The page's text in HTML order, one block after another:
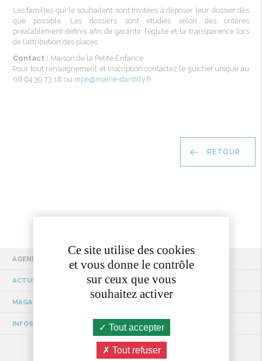
Les familles qui le souhaitent sont invitées àdéposer leur dossierdès
que possible. Les dossiers sont étudiés selon des
critères
préalablement définis afin de garantir l’équité et la transparence lors
de l’attribution des places.
Contact : Maison de la Petite Enfance
Pour tout renseignement et inscriptioncontactez le guichetunique au
06 64 39 73 18 ou mpe@mairie-dardilly.fr
RETOUR
AGENDA
ACTUS / EVÉNEMENTS
MAGAZINE MUNICIPAL
INFOS TRAVAUX
Ce site utilise des cookies
et vous donne le contrôle
sur ceux que vous
souhaitez activer
Tout accepter
Tout refuser